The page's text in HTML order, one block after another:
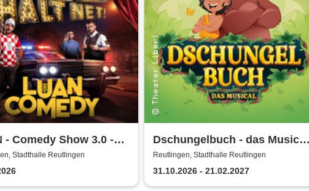
- Comedy Show 3.0 -
halt net!
Stadthalle Reutlingen
Dschungelbuch - das Musical
| Theater Liberi
Reutlingen, Stadthalle Reutlingen
31.10.2026 - 21.02.2027